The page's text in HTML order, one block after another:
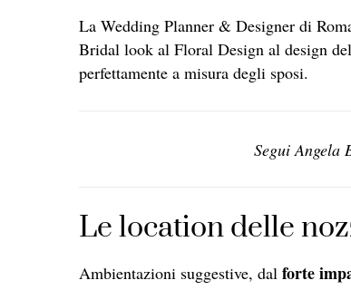
La Wedding Planner & Designer di
Bridal look al Floral Design al design
perfettamente a misura degli sposi.
Segui Angela
Le location delle
Ambientazioni suggestive, dal forte